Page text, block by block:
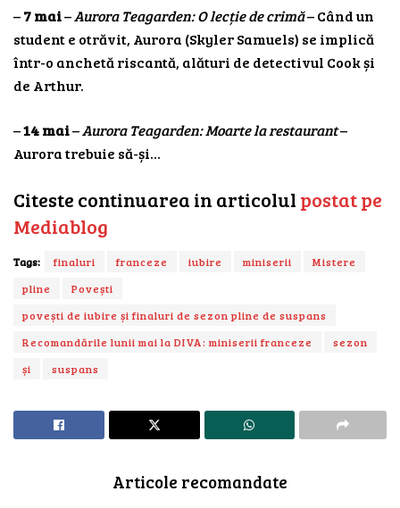
–7 mai–Aurora Teagarden: O lecție de crimă– Când un
student e otrăvit, Aurora (Skyler Samuels) se implică
într-o anchetă riscantă, alături de detectivul Cook și
de Arthur.
–14 mai–Aurora Teagarden: Moarte la restaurant–
Aurora trebuie să-și…
Citeste continuarea in articolul postat pe
Mediablog
Tags: finaluri franceze iubire miniserii
Mistere
pline
Povești
povești de iubire și finaluri de sezon pline de suspans
Recomandările lunii mai la DIVA: miniserii franceze
sezon
și
suspans
Articole recomandate